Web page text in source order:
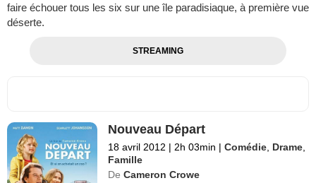
faire échouer tous les six sur une île paradisiaque, à première vue
déserte.
STREAMING
Nouveau Départ
18 avril 2012 | 2h 03min | Comédie, Drame,
Famille
De Cameron Crowe